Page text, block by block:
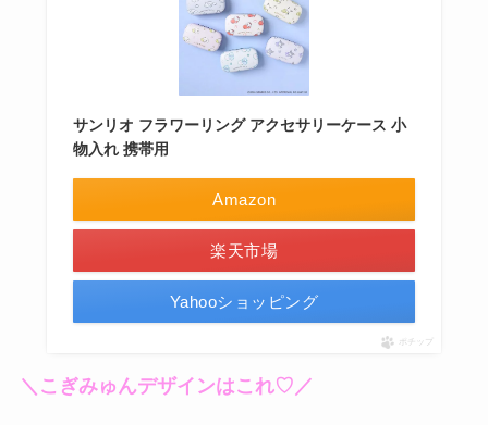
サンリオ フラワーリング アクセサリーケース 小
物入れ 携帯用
Amazon
楽天市場
Yahooショッピング
ポチップ
＼こぎみゅんデザインはこれ♡／